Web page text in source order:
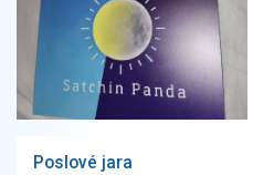
Poslové jara